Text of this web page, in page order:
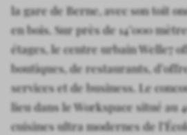
la gare de Berne, avec son toit
en bois. Sur près de 14’000
étages, le centre urbain Welle7
boutiques, de restaurants,
services et de business. Le
lieu dans le Workspace situé au
cuisines ultra modernes de